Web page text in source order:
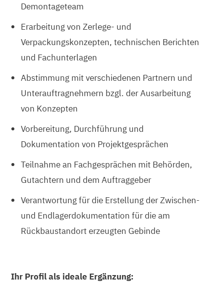
Demontageteam
Erarbeitung von Zerlege- und
Verpackungskonzepten, technischen Berichten
und Fachunterlagen
Abstimmung mit verschiedenen Partnern und
Unterauftragnehmern bzgl. der Ausarbeitung
von Konzepten
Vorbereitung, Durchführung und
Dokumentation von Projektgesprächen
Teilnahme an Fachgesprächen mit Behörden,
Gutachtern und dem Auftraggeber
Verantwortung für die Erstellung der Zwischen-
und Endlagerdokumentation für die am
Rückbaustandort erzeugten Gebinde
Ihr Profil als ideale Ergänzung: